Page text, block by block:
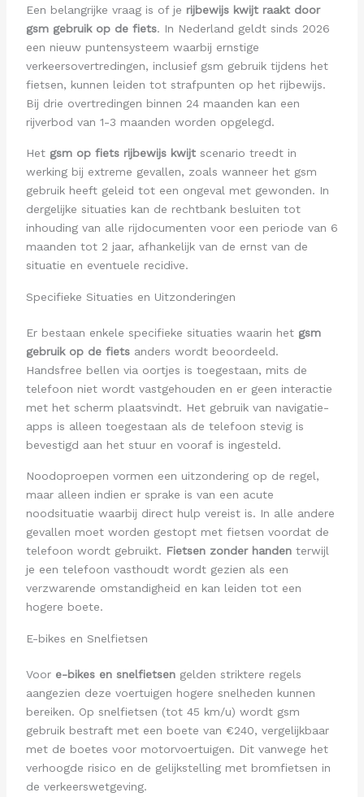
Een belangrijke vraag is of je rijbewijs kwijt raakt door
gsm gebruik op de fiets. In Nederland geldt sinds 2026
een nieuw puntensysteem waarbij ernstige
verkeersovertredingen, inclusief gsm gebruik tijdens het
fietsen, kunnen leiden tot strafpunten op het rijbewijs.
Bij drie overtredingen binnen 24 maanden kan een
rijverbod van 1-3 maanden worden opgelegd.
Het gsm op fiets rijbewijs kwijtscenario treedt in
werking bij extreme gevallen, zoals wanneer het gsm
gebruik heeft geleid tot een ongeval met gewonden. In
dergelijke situaties kan de rechtbank besluiten tot
inhouding van alle rijdocumenten voor een periode van 6
maanden tot 2 jaar, afhankelijk van de ernst van de
situatie en eventuele recidive.
Specifieke Situaties en Uitzonderingen
Er bestaan enkele specifieke situaties waarin het gsm
gebruik op de fietsanders wordt beoordeeld.
Handsfree bellen via oortjes is toegestaan, mits de
telefoon niet wordt vastgehouden en er geen interactie
met het scherm plaatsvindt. Het gebruik van navigatie-
apps is alleen toegestaan als de telefoon stevig is
bevestigd aan het stuur en vooraf is ingesteld.
Noodoproepen vormen een uitzondering op de regel,
maar alleen indien er sprake is van een acute
noodsituatie waarbij direct hulp vereist is. In alle andere
gevallen moet worden gestopt met fietsen voordat de
telefoon wordt gebruikt. Fietsen zonder handenterwijl
je een telefoon vasthoudt wordt gezien als een
verzwarende omstandigheid en kan leiden tot een
hogere boete.
E-bikes en Snelfietsen
Voor e-bikes en snelfietsengelden striktere regels
aangezien deze voertuigen hogere snelheden kunnen
bereiken. Op snelfietsen (tot 45 km/u) wordt gsm
gebruik bestraft met een boete van €240, vergelijkbaar
met de boetes voor motorvoertuigen. Dit vanwege het
verhoogde risico en de gelijkstelling met bromfietsen in
de verkeerswetgeving.